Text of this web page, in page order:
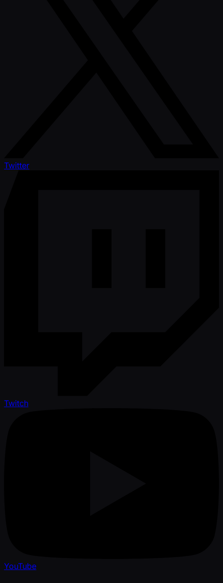
Twitter
Twitch
YouTube